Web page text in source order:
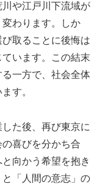
や江戸川下流域が
わります。しか
取ることに後悔は
います。この結末
一方で、社会全体
す。
た後、再び東京に
喜びを分かち合
向かう希望を抱き
「人間の意志」の